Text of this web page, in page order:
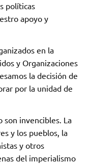
políticas
apoyo y
en la
y Organizaciones
la decisión de
por la unidad de
son invencibles. La
y los pueblos, la
y otros
del imperialismo